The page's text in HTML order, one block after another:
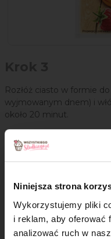
Niniejsza strona
Wykorzystujemy pliki
i reklam, aby oferować
analizować ruch w
Rozłóż ciasto w formie
wyjmowanym dnem) i
około 20 minut.
i obierz ze skóry. Pokrój
wodzie przez około 10